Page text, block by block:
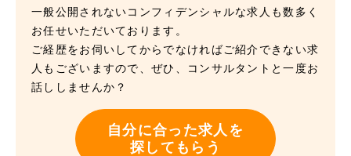
一般公開されないコンフィデンシャルな求人も数多く
お任せいただいております。
ご経歴をお伺いしてからでなければご紹介できない求
人もございますので、ぜひ、コンサルタントと一度お
話ししませんか？
自分に合った求人を
探してもらう